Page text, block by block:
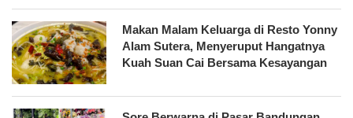
Makan Malam Keluarga di Resto Yonny
Alam Sutera, Menyeruput Hangatnya
Kuah Suan Cai Bersama Kesayangan